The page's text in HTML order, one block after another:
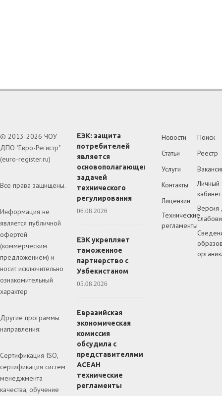
© 2013-2026 ЧОУ
ДПО "Евро-Регистр"
(euro-register.ru)
Все права защищены.
Информация не
является публичной
офертой
(коммерческим
предложением) и
носит исключительно
ознакомительный
характер
Другие программы
направления:
Сертификация ISO,
сертификация систем
менеджмента
качества, обучение
ЕЭК: защита
потребителей
является
основополагающей
задачей
технического
регулирования
06.08.2026
ЕЭК укрепляет
таможенное
партнерство с
Узбекистаном
05.08.2026
Евразийская
экономическая
комиссия
обсудила с
представителями
АСЕАН
технические
регламенты
Новости
Статьи
Услуги
Контакты
Лицензии
Технические
регламенты
Поиск
Реестр
Личный
кабинет
Версия